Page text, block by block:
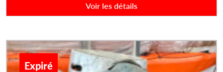
Voir les détails
Expiré